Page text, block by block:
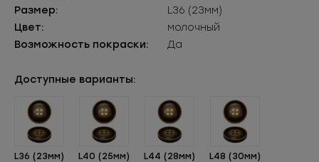
Размер:
L36 (23мм)
Цвет:
молочный
Возможность покраски:
Да
Доступные варианты:
L36 (23мм) L40 (25мм) L44 (28мм) L48 (30мм)